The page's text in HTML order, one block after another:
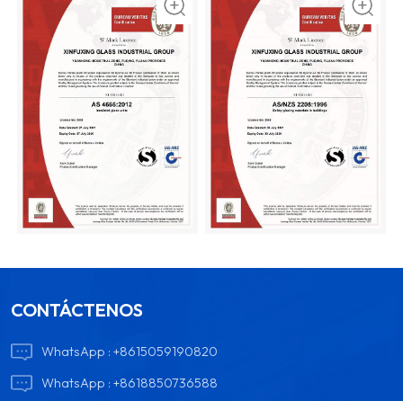
CONTÁCTENOS
WhatsApp :+8615059190820
WhatsApp :+8618850736588